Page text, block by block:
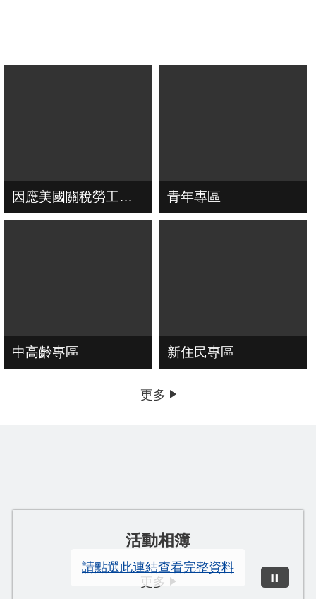
因應美國關稅勞工局協助方案 青年專區
中高齡專區 新住民專區
更多
活動相簿
更多
請點選此連結查看完整資料